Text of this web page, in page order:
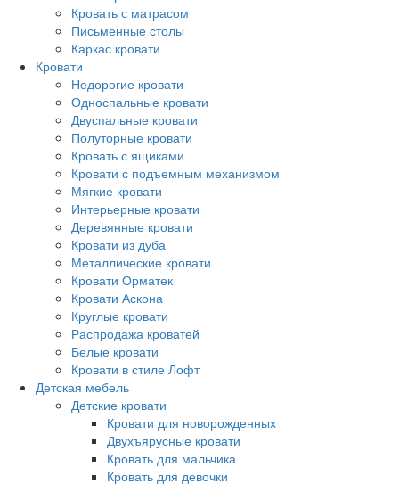
Кровать с матрасом
Письменные столы
Каркас кровати
Кровати
Недорогие кровати
Односпальные кровати
Двуспальные кровати
Полуторные кровати
Кровать с ящиками
Кровати с подъемным механизмом
Мягкие кровати
Интерьерные кровати
Деревянные кровати
Кровати из дуба
Металлические кровати
Кровати Орматек
Кровати Аскона
Круглые кровати
Распродажа кроватей
Белые кровати
Кровати в стиле Лофт
Детская мебель
Детские кровати
Кровати для новорожденных
Двухъярусные кровати
Кровать для мальчика
Кровать для девочки